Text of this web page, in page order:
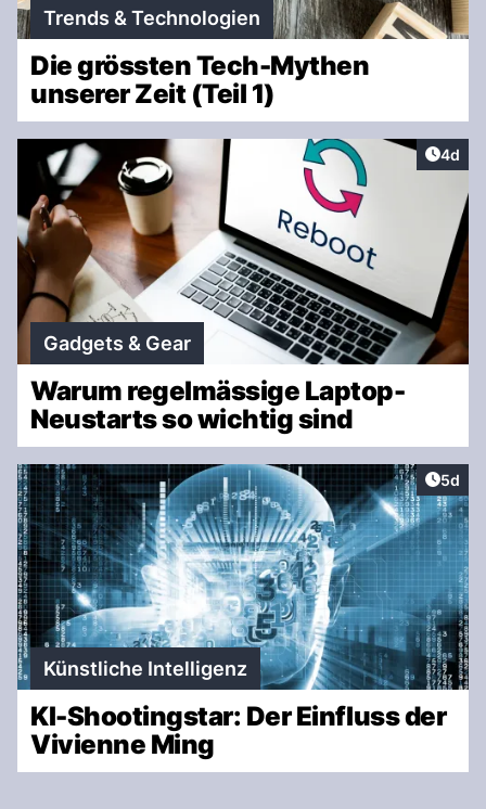
Trends & Technologien
Die grössten Tech-Mythen
unserer Zeit (Teil 1)
4d
Gadgets & Gear
Warum regelmässige Laptop-
Neustarts so wichtig sind
5d
Künstliche Intelligenz
KI-Shootingstar: Der Einfluss der
Vivienne Ming